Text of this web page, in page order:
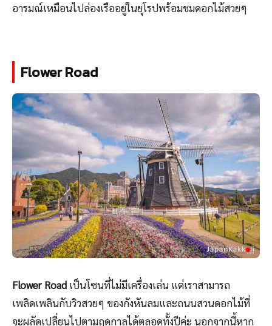
อารมณ์เหมือนไปล่องเรืออยู่ในยุโรปพร้อมชมดอกไม้สวยๆ
Flower Road
Flower Road เป็นโซนที่ไม่มีเครื่องเล่น แต่เราสามารถ
เพลิดเพลินกับวิวสวยๆ ของกังหันลมและถนนสวนดอกไม้ที่
จะผลัดเปลี่ยนไปตามฤดูกาลได้ตลอดทั้งปีค่ะ นอกจากนี้หาก